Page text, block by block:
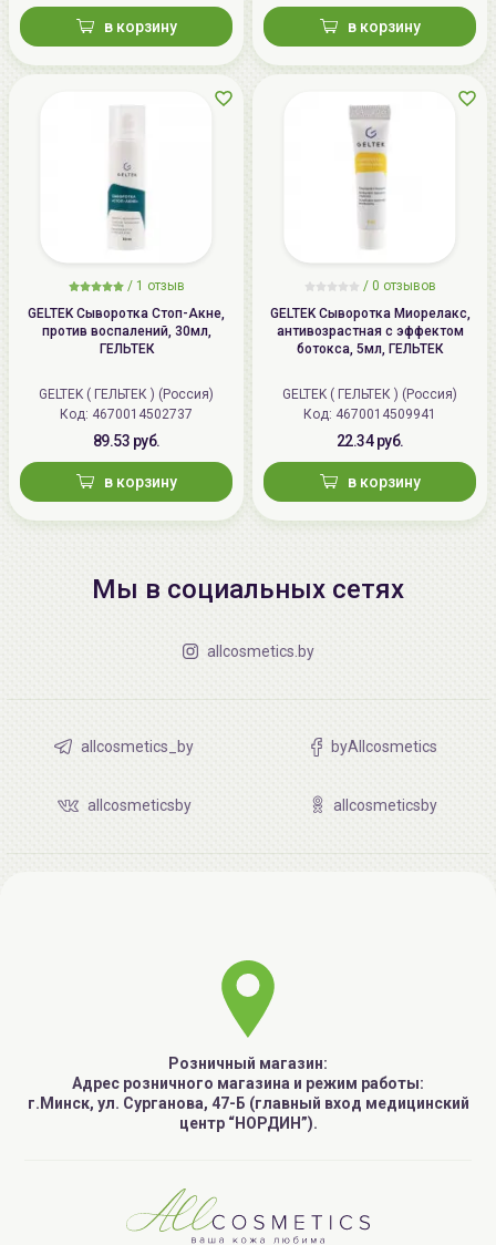
в корзину в корзину
/ 1 отзыв
GELTEK Сыворотка Стоп-Акне,
против воспалений, 30мл,
ГЕЛЬТЕК
GELTEK ( ГЕЛЬТЕК ) (Россия)
Код: 4670014502737
89.53 руб.
в корзину
/ 0 отзывов
GELTEK Сыворотка Миорелакс,
антивозрастная с эффектом
ботокса, 5мл, ГЕЛЬТЕК
GELTEK ( ГЕЛЬТЕК ) (Россия)
Код: 4670014509941
22.34 руб.
в корзину
Мы в социальных сетях
allcosmetics.by
allcosmetics_by byAllcosmetics
allcosmeticsby allcosmeticsby
Розничный магазин:
Адрес розничного магазина и режим работы:
г.Минск, ул. Сурганова, 47-Б (главный вход медицинский
центр “НОРДИН”).